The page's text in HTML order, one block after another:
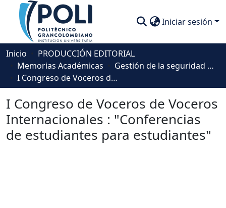
Iniciar sesión
Comunidades
Descubre
Inicio
PRODUCCIÓN EDITORIAL
Memorias Académicas
Gestión de la seguridad y la salud en el trabajo
I Congreso de Voceros de Voceros Internacionales : "Conferencias de estudiantes para estudiantes"
I Congreso de Voceros de Voceros
Internacionales : "Conferencias
de estudiantes para estudiantes"